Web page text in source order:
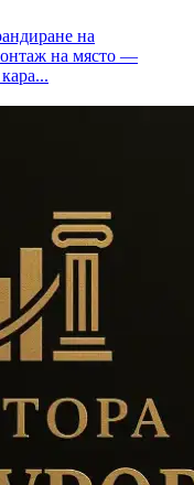
на
на място —